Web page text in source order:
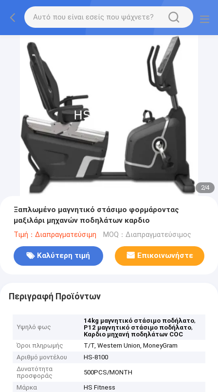
2/4
Ξαπλωμένο μαγνητικό στάσιμο φορμάροντας
μαξιλάρι μηχανών ποδηλάτων καρδιο
Τιμή：Διαπραγματεύσιμη MOQ：Διαπραγματεύσιμος
Καλύτερη τιμή Επικοινωνήστε
Περιγραφή Προϊόντων
Υψηλό φως
14kg μαγνητικό στάσιμο ποδήλατο,
P12 μαγνητικό στάσιμο ποδήλατο,
Καρδιο μηχανή ποδηλάτων COC
Όροι πληρωμής
T/T, Western Union, MoneyGram
Αριθμό μοντέλου
HS-8100
Δυνατότητα
προσφοράς
500PCS/MONTH
Μάρκα
HS Fitness